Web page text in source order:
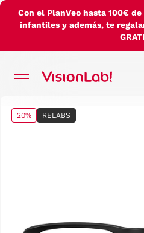
Con el PlanVeo hasta 100€
infantiles y además, te
20% RELABS